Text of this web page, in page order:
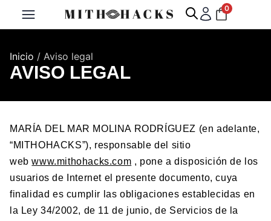
0
Inicio / Aviso legal
AVISO LEGAL
MARÍA DEL MAR MOLINA RODRÍGUEZ (en adelante,
“MITHOHACKS”), responsable del sitio
webwww.mithohacks.com , pone a disposición de los
usuarios de Internet el presente documento, cuya
finalidad es cumplir las obligaciones establecidas en
la Ley 34/2002, de 11 de junio, de Servicios de la